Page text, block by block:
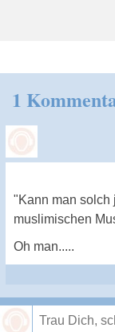
1
"Kann man solch
muslimischen
Oh man.....